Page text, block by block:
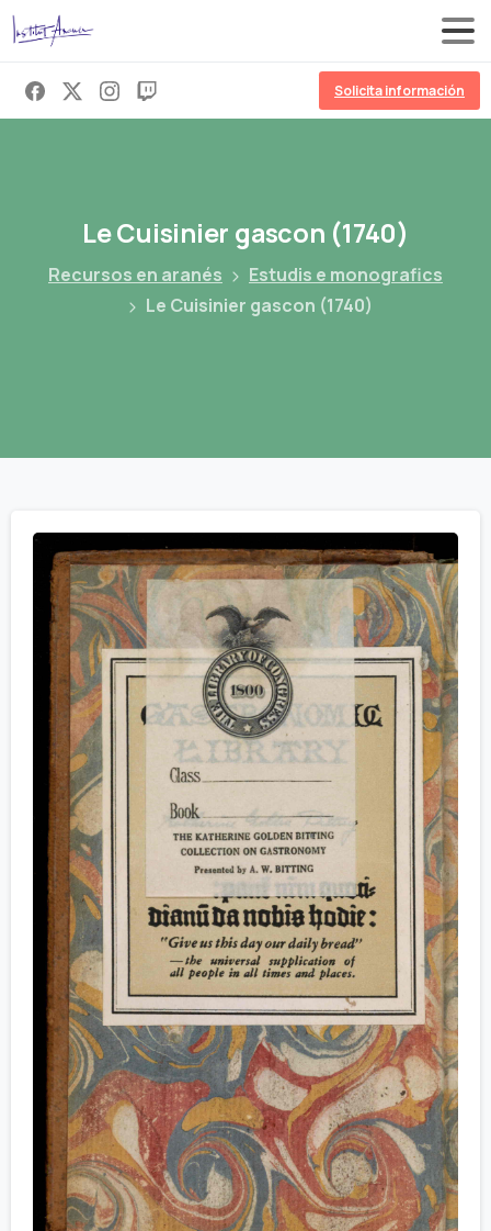
Solicita información
LeCuisinier gascon (1740)
Recursos en aranés
Estudis e monografics
Le Cuisinier gascon (1740)